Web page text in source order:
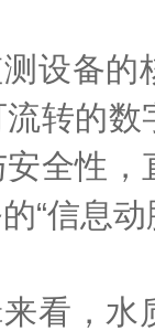
备的
转的
全性
“信息动
，水